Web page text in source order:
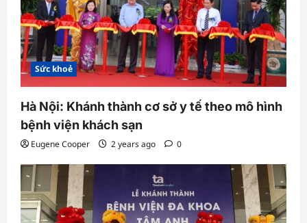
Sức khoẻ
Hà Nội: Khánh thành cơ sở y tế theo mô hình
bệnh viện khách sạn
Eugene Cooper 2 years ago 0